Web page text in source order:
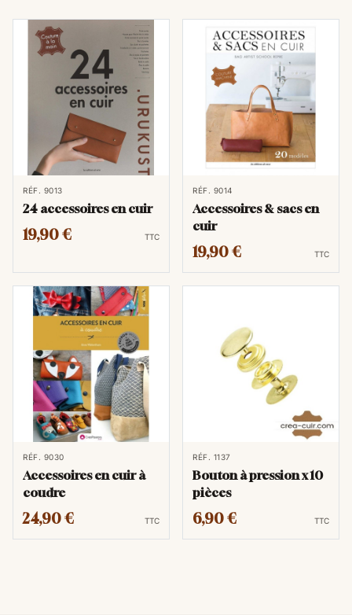
RÉF. 9013
24 accessoires en cuir
19,90 € TTC
RÉF. 9014
Accessoires & sacs en
cuir
19,90 € TTC
RÉF. 9030
Accessoires en cuir à
coudre
24,90 € TTC
RÉF. 1137
Bouton à pression x 10
pièces
6,90 € TTC